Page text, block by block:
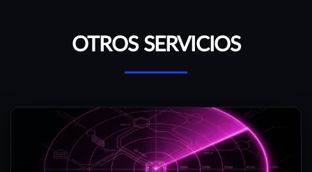
OTROS SERVICIOS